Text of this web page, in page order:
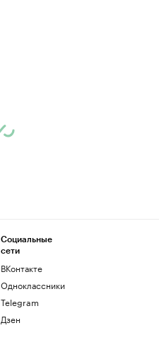
Социальные
сети
ВКонтакте
Одноклассники
Telegram
Дзен